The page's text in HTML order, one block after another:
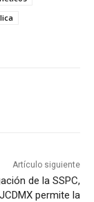
Artículo siguiente
de la SSPC,
permite la